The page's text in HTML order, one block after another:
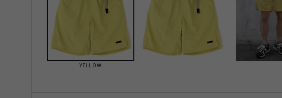
YELLOW